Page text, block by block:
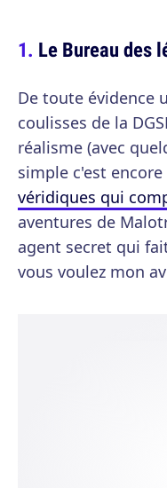
Le Bureau des
De toute évidence
coulisses de la
réalisme (avec
simple c'est
véridiques qui
aventures de
agent secret qui
vous voulez mon